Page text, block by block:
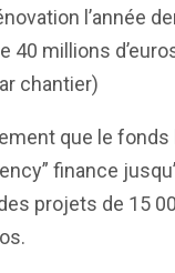
l’année
40 millions
chantier)
que le fonds
finance
projets de 15